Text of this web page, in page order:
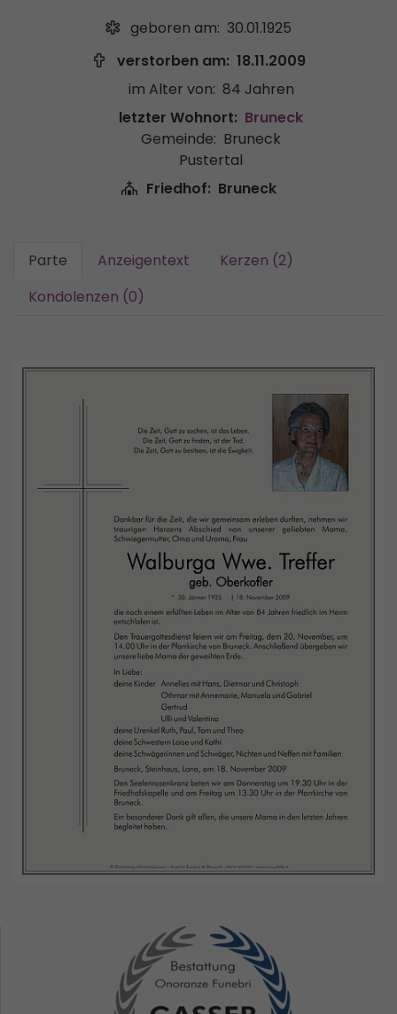
geboren am: 30.01.1925
verstorben am: 18.11.2009
im Alter von: 84 Jahren
letzter Wohnort: Bruneck
Gemeinde: Bruneck
Pustertal
Friedhof: Bruneck
Parte Anzeigentext
Kerzen (2)
Kondolenzen (0)